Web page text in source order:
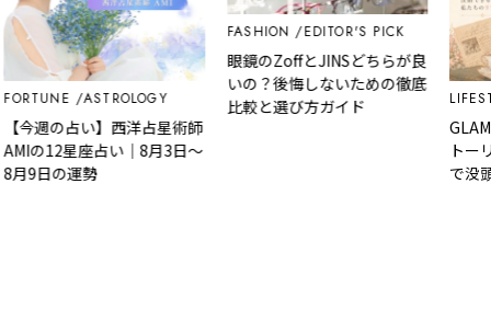
ASTROLOGY
今週の占い】西洋占星術師
の12星座占い｜8月3日～
月9日の運勢
FASHION EDITOR'S PICK
眼鏡のZoffとJINSどちらが良
いの？後悔しないための徹底
比較と選び方ガイド
トー
で没